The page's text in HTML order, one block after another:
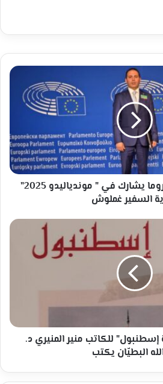
منتخب أبناء مصر في روما يشارك في " موندياليدو 2025"
السفير غملوش
للكاتب منير المنيري د.
البطيّان يكتب